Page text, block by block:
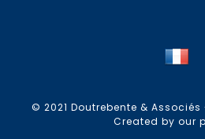
© 2021 Doutrebente &
Created by our